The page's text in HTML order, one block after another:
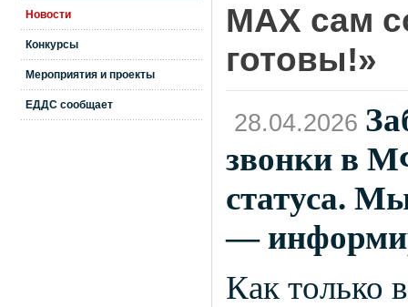
Новости
Конкурсы
Мероприятия и проекты
ЕДДС сообщает
MAX сам
готовы!»
28.04.2026
звонки в
статуса.
—
Как только